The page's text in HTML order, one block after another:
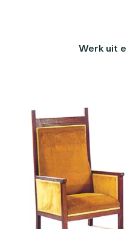
Werk uit